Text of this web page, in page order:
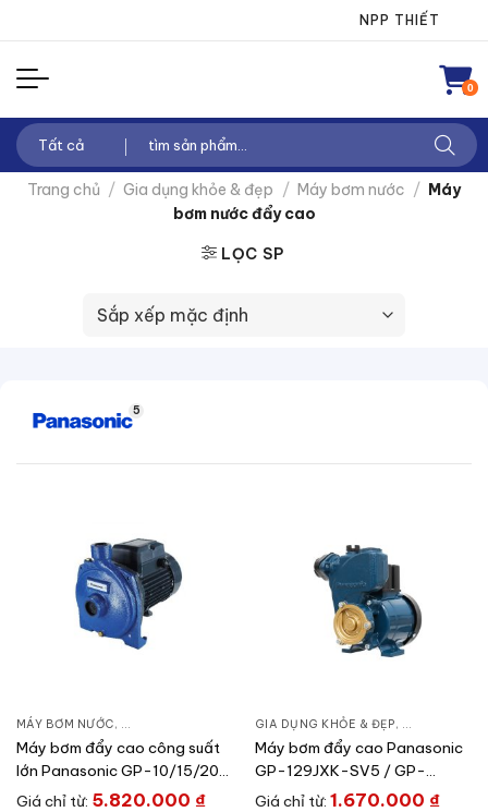
nội
dung
NPP THIẾT BỊ
0
Tìm
kiếm:
Trang chủ / Gia dụng khỏe & đẹp / Máy bơm nước / Máy
bơm nước đẩy cao
LỌC SP
5
MÁY BƠM NƯỚC, GIA DỤNG KHỎE & ĐẸP,MÁY BƠM NƯỚC ĐẨY CAO
Máy bơm đẩy cao công suất
lớn Panasonic GP-10/15/20
HCN1SVN
Giá chỉ từ: 5.820.000 ₫
GIA DỤNG KHỎE & ĐẸP, MÁY BƠM
Máy bơm đẩy cao Panasonic
GP-129JXK-SV5 / GP-
129JXK-NV5
Giá chỉ từ: 1.670.000 ₫